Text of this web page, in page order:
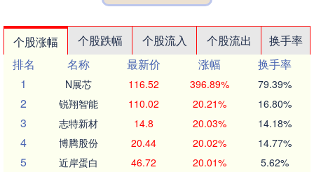
个股涨幅 个股跌幅 个股流入 个股流出
换手率
排名
名称 最新价 涨幅
换手率
1
N展芯 116.52 396.89% 79.39%
2 锐翔智能 110.02 20.21% 16.80%
3 志特新材 14.8 20.03% 14.18%
4 博腾股份 20.44 20.02% 14.77%
5 近岸蛋白 46.72 20.01% 5.62%